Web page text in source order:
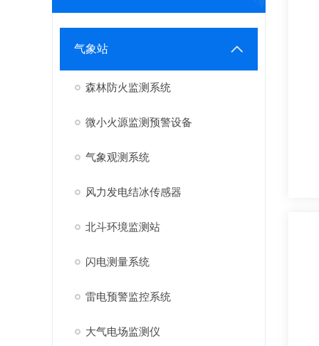
气象站
森林防火监测系统
微小火源监测预警设备
气象观测系统
风力发电结冰传感器
北斗环境监测站
闪电测量系统
雷电预警监控系统
大气电场监测仪